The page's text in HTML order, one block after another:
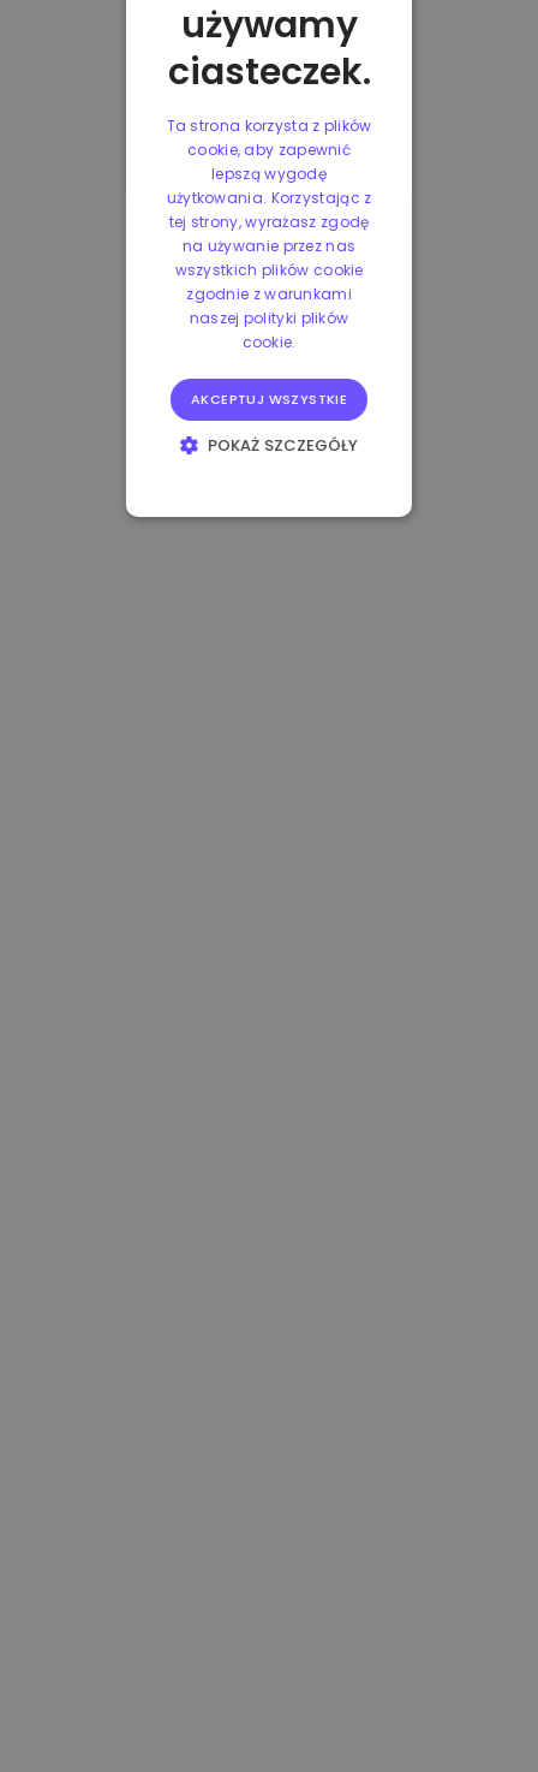
używamy
ciasteczek.
Ta strona korzysta z plików
cookie, aby zapewnić
lepszą wygodę
użytkowania. Korzystając z
tej strony, wyrażasz zgodę
na używanie przez nas
wszystkich plików cookie
zgodnie z warunkami
naszej polityki plików
cookie.
AKCEPTUJ WSZYSTKIE
POKAŻ SZCZEGÓŁY